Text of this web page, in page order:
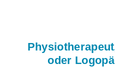
oder